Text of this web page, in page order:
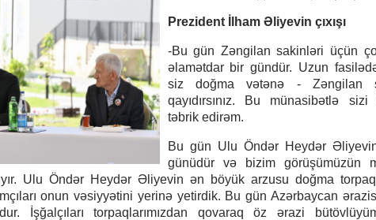
Prezident İlham Əliyevin çıxışı
-Bu gün Zəngilan sakinləri üçün
əlamətdar bir gündür. Uzun
siz doğma vətənə - Zəngilan
qayıdırsınız. Bu münasibətlə sizi
təbrik edirəm.
Bu gün Ulu Öndər Heydər
günüdür və bizim görüşümüzün
Ulu Öndər Heydər Əliyevin ən böyük arzusu doğma
onun vəsiyyətini yerinə yetirdik. Bu gün Azərbaycan
İşğalçıları torpaqlarımızdan qovaraq öz ərazi